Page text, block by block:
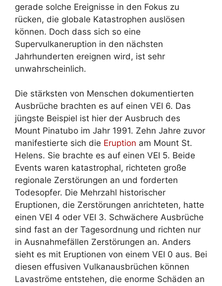
gerade solche Ereignisse in den Fokus zu
rücken, die globale Katastrophen auslösen
können. Doch dass sich so eine
Supervulkaneruption in den nächsten
Jahrhunderten ereignen wird, ist sehr
unwahrscheinlich.
Die stärksten von Menschen dokumentierten
Ausbrüche brachten es auf einen VEI 6. Das
jüngste Beispiel ist hier der Ausbruch des
Mount Pinatubo im Jahr 1991. Zehn Jahre zuvor
manifestierte sich die Eruption am Mount St.
Helens. Sie brachte es auf einen VEI 5. Beide
Events waren katastrophal, richteten große
regionale Zerstörungen an und forderten
Todesopfer. Die Mehrzahl historischer
Eruptionen, die Zerstörungen anrichteten, hatte
einen VEI 4 oder VEI 3. Schwächere Ausbrüche
sind fast an der Tagesordnung und richten nur
in Ausnahmefällen Zerstörungen an. Anders
sieht es mit Eruptionen von einem VEI 0 aus. Bei
diesen effusiven Vulkanausbrüchen können
Lavaströme entstehen, die enorme Schäden an